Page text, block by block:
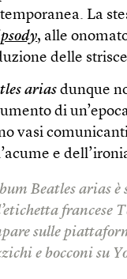
La
, alle
delle
arias dunque
di
vasi
e
Beatles arias è
francese
sulle
e bocconi su